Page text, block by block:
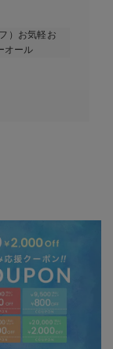
）お気軽お
オール